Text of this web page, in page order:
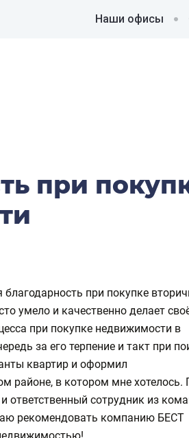
Наши офисы
при
при покупке
умело и качественно делает
при покупке недвижимости в
за его терпение и такт при
квартир и оформил
районе, в котором мне хотелось.
ответственный сотрудник из
рекомендовать компанию БЕСТ